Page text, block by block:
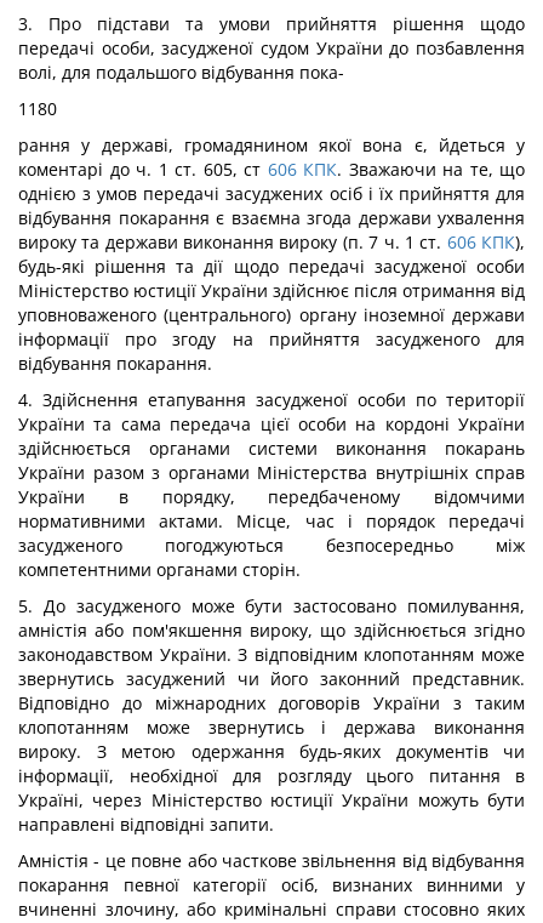
3. Про підстави та умови прийняття рішення щодо
передачі особи, засудженої судом України до позбавлення
волі, для подальшого відбування пока-
1180
рання у державі, громадянином якої вона є, йдеться у
коментарі до ч. 1 ст. 605, ст 606 КПК. Зважаючи на те, що
однією з умов передачі засуджених осіб і їх прийняття для
відбування покарання є взаємна згода держави ухвалення
вироку та держави виконання вироку (п. 7 ч. 1 ст. 606 КПК),
будь-які рішення та дії щодо передачі засудженої особи
Міністерство юстиції України здійснює після отримання від
уповноваженого (центрального) органу іноземної держави
інформації про згоду на прийняття засудженого для
відбування покарання.
4. Здійснення етапування засудженої особи по території
України та сама передача цієї особи на кордоні України
здійснюється органами системи виконання покарань
України разом з органами Міністерства внутрішніх справ
України в порядку, передбаченому відомчими
нормативними актами. Місце, час і порядок передачі
засудженого погоджуються безпосередньо між
компетентними органами сторін.
5. До засудженого може бути застосовано помилування,
амністія або пом'якшення вироку, що здійснюється згідно
законодавством України. З відповідним клопотанням може
звернутись засуджений чи його законний представник.
Відповідно до міжнародних договорів України з таким
клопотанням може звернутись і держава виконання
вироку. З метою одержання будь-яких документів чи
інформації, необхідної для розгляду цього питання в
Україні, через Міністерство юстиції України можуть бути
направлені відповідні запити.
Амністія - це повне або часткове звільнення від відбування
покарання певної категорії осіб, визнаних винними у
вчиненні злочину, або кримінальні справи стосовно яких